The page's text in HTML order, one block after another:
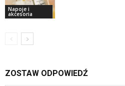
Napoje i
akcesoria
ZOSTAW ODPOWIEDŹ